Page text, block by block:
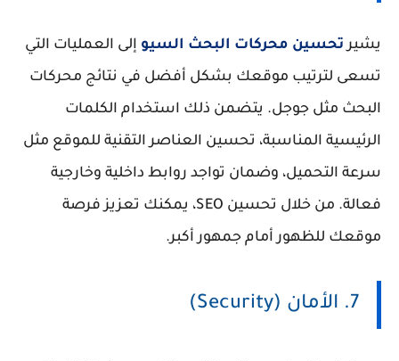
يشيرتحسين محركات البحث السيو إلى العمليات التي
تسعى لترتيب موقعك بشكل أفضل في نتائج محركات
البحث مثل جوجل. يتضمن ذلك استخدام الكلمات
الرئيسية المناسبة، تحسين العناصر التقنية للموقع مثل
سرعة التحميل، وضمان تواجد روابط داخلية وخارجية
فعالة. من خلال تحسين SEO، يمكنك تعزيز فرصة
موقعك للظهور أمام جمهور أكبر.
7. الأمان (Security)